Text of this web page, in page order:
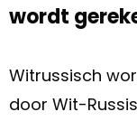
wordt
Witrussisch
door Wit-